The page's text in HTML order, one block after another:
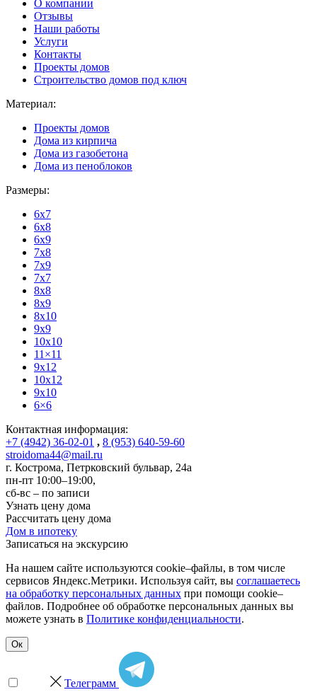
О компании
Отзывы
Наши работы
Услуги
Контакты
Проекты домов
Строительство домов под ключ
Материал:
Проекты домов
Дома из кирпича
Дома из газобетона
Дома из пеноблоков
Размеры:
6x7
6x8
6x9
7x8
7x9
7x7
8x8
8x9
8x10
9x9
10x10
11×11
9x12
10x12
9x10
6×6
Контактная информация:
+7 (4942) 36-02-01 , 8 (953) 640-59-60
stroidoma44@mail.ru
г. Кострома, Петрковский бульвар, 24а
пн-пт 10:00–19:00,
сб-вс – по записи
Узнать цену дома
Рассчитать цену дома
Дом в ипотеку
Записаться на экскурсию
На нашем сайте используются cookie–файлы, в том числе
сервисов Яндекс.Метрики. Используя сайт, вы соглашаетесь
на обработку персональных данных при помощи cookie–
файлов. Подробнее об обработке персональных данных вы
можете узнать в Политике конфиденциальности.
Ок
Телеграмм